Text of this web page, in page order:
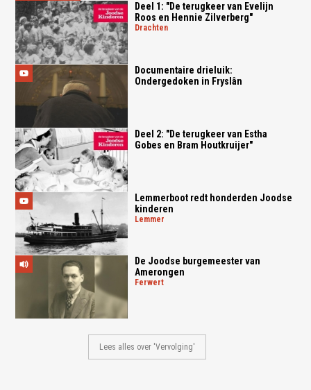
Deel 1: "De terugkeer van Evelijn
Roos en Hennie Zilverberg"
drachten
Documentaire drieluik:
Ondergedoken in Fryslân
Deel 2: "De terugkeer van Estha
Gobes en Bram Houtkruijer"
Lemmerboot redt honderden Joodse
kinderen
lemmer
De Joodse burgemeester van
Amerongen
ferwert
Lees alles over 'Vervolging'